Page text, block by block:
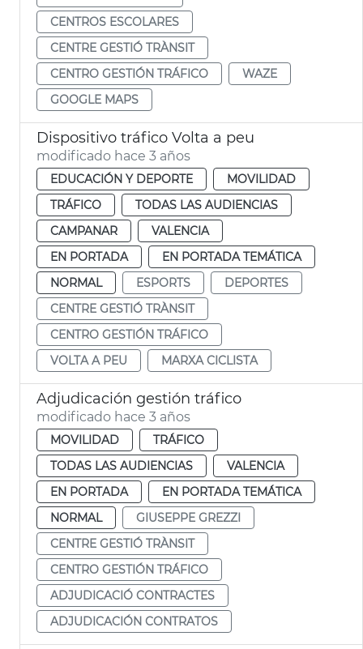
CENTROS ESCOLARES
CENTRE GESTIÓ TRÀNSIT
CENTRO GESTIÓN TRÁFICO
WAZE
GOOGLE MAPS
Dispositivo tráfico Volta a peu
modificado hace 3 años
EDUCACIÓN Y DEPORTE
MOVILIDAD
TRÁFICO
TODAS LAS AUDIENCIAS
CAMPANAR
VALENCIA
EN PORTADA
EN PORTADA TEMÁTICA
NORMAL
ESPORTS
DEPORTES
CENTRE GESTIÓ TRÀNSIT
CENTRO GESTIÓN TRÁFICO
VOLTA A PEU
MARXA CICLISTA
Adjudicación gestión tráfico
modificado hace 3 años
MOVILIDAD
TRÁFICO
TODAS LAS AUDIENCIAS
VALENCIA
EN PORTADA
EN PORTADA TEMÁTICA
NORMAL
GIUSEPPE GREZZI
CENTRE GESTIÓ TRÀNSIT
CENTRO GESTIÓN TRÁFICO
ADJUDICACIÓ CONTRACTES
ADJUDICACIÓN CONTRATOS